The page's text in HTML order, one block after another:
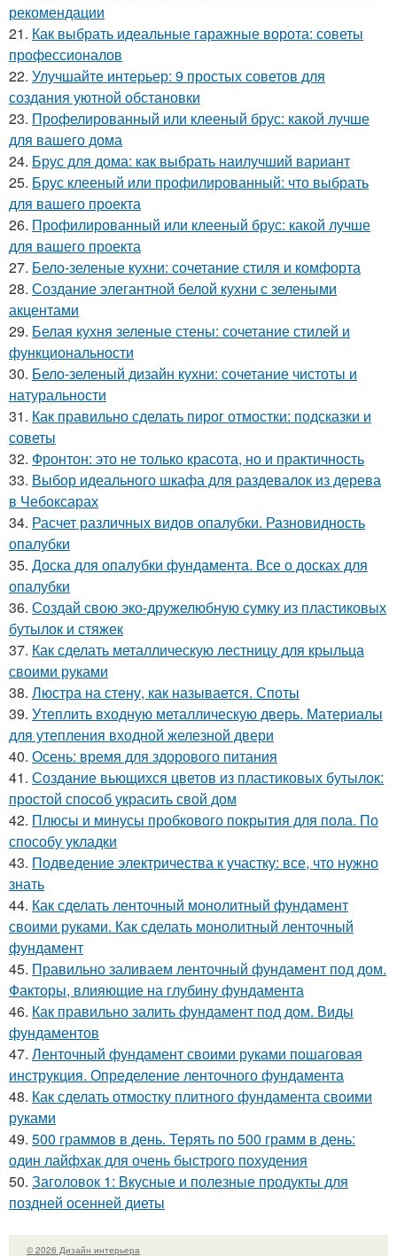
рекомендации
21. Как выбрать идеальные гаражные ворота: советы
профессионалов
22. Улучшайте интерьер: 9 простых советов для
создания уютной обстановки
23. Профелированный или клееный брус: какой лучше
для вашего дома
24. Брус для дома: как выбрать наилучший вариант
25. Брус клееный или профилированный: что выбрать
для вашего проекта
26. Профилированный или клееный брус: какой лучше
для вашего проекта
27. Бело-зеленые кухни: сочетание стиля и комфорта
28. Создание элегантной белой кухни с зелеными
акцентами
29. Белая кухня зеленые стены: сочетание стилей и
функциональности
30. Бело-зеленый дизайн кухни: сочетание чистоты и
натуральности
31. Как правильно сделать пирог отмостки: подсказки и
советы
32. Фронтон: это не только красота, но и практичность
33. Выбор идеального шкафа для раздевалок из дерева
в Чебоксарах
34. Расчет различных видов опалубки. Разновидность
опалубки
35. Доска для опалубки фундамента. Все о досках для
опалубки
36. Создай свою эко-дружелюбную сумку из пластиковых
бутылок и стяжек
37. Как сделать металлическую лестницу для крыльца
своими руками
38. Люстра на стену, как называется. Споты
39. Утеплить входную металлическую дверь. Материалы
для утепления входной железной двери
40. Осень: время для здорового питания
41. Создание вьющихся цветов из пластиковых бутылок:
простой способ украсить свой дом
42. Плюсы и минусы пробкового покрытия для пола. По
способу укладки
43. Подведение электричества к участку: все, что нужно
знать
44. Как сделать ленточный монолитный фундамент
своими руками. Как сделать монолитный ленточный
фундамент
45. Правильно заливаем ленточный фундамент под дом.
Факторы, влияющие на глубину фундамента
46. Как правильно залить фундамент под дом. Виды
фундаментов
47. Ленточный фундамент своими руками пошаговая
инструкция. Определение ленточного фундамента
48. Как сделать отмостку плитного фундамента своими
руками
49. 500 граммов в день. Терять по 500 грамм в день:
один лайфхак для очень быстрого похудения
50. Заголовок 1: Вкусные и полезные продукты для
поздней осенней диеты
© 2026 Дизайн интерьера